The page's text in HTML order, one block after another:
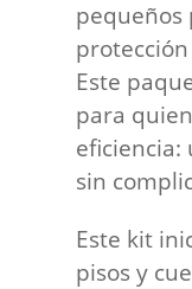
pequeños
Este
para
eficiencia:
sin
Este kit
pisos y